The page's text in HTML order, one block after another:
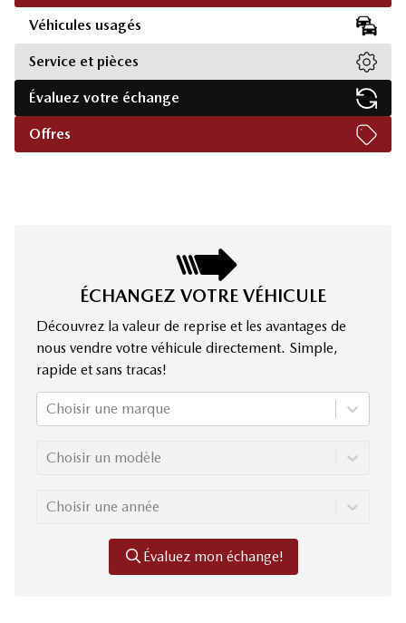
Véhicules usagés
Service et pièces
Évaluez votre échange
Offres
ÉCHANGEZ VOTRE VÉHICULE
Découvrez la valeur de reprise et les avantages de
nous vendre votre véhicule directement. Simple,
rapide et sans tracas!
Choisir une marque
Choisir un modèle
Choisir une année
Évaluez mon échange!